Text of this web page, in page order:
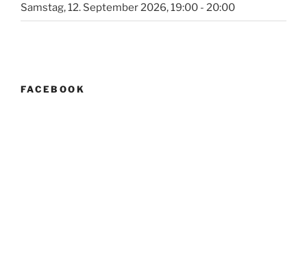
Samstag, 12. September 2026, 19:00 - 20:00
FACEBOOK